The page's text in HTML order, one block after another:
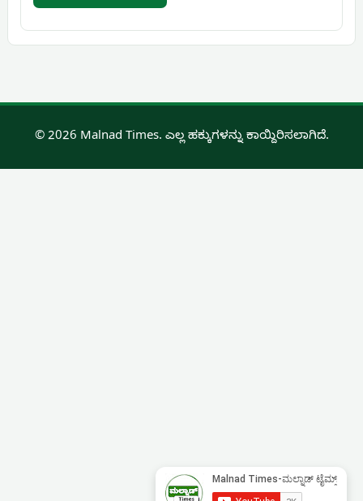
© 2026 Malnad Times. ಎಲ್ಲ ಹಕ್ಕುಗಳನ್ನು ಕಾಯ್ದಿರಿಸಲಾಗಿದೆ.